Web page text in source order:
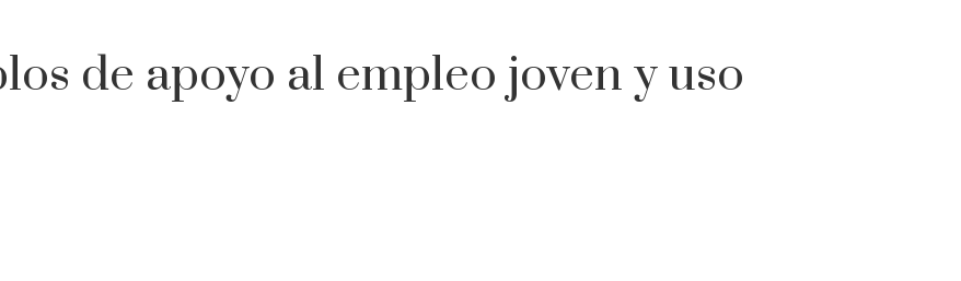
de apoyo al empleo joven y uso